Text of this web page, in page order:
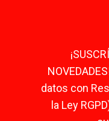
datos con
la Ley